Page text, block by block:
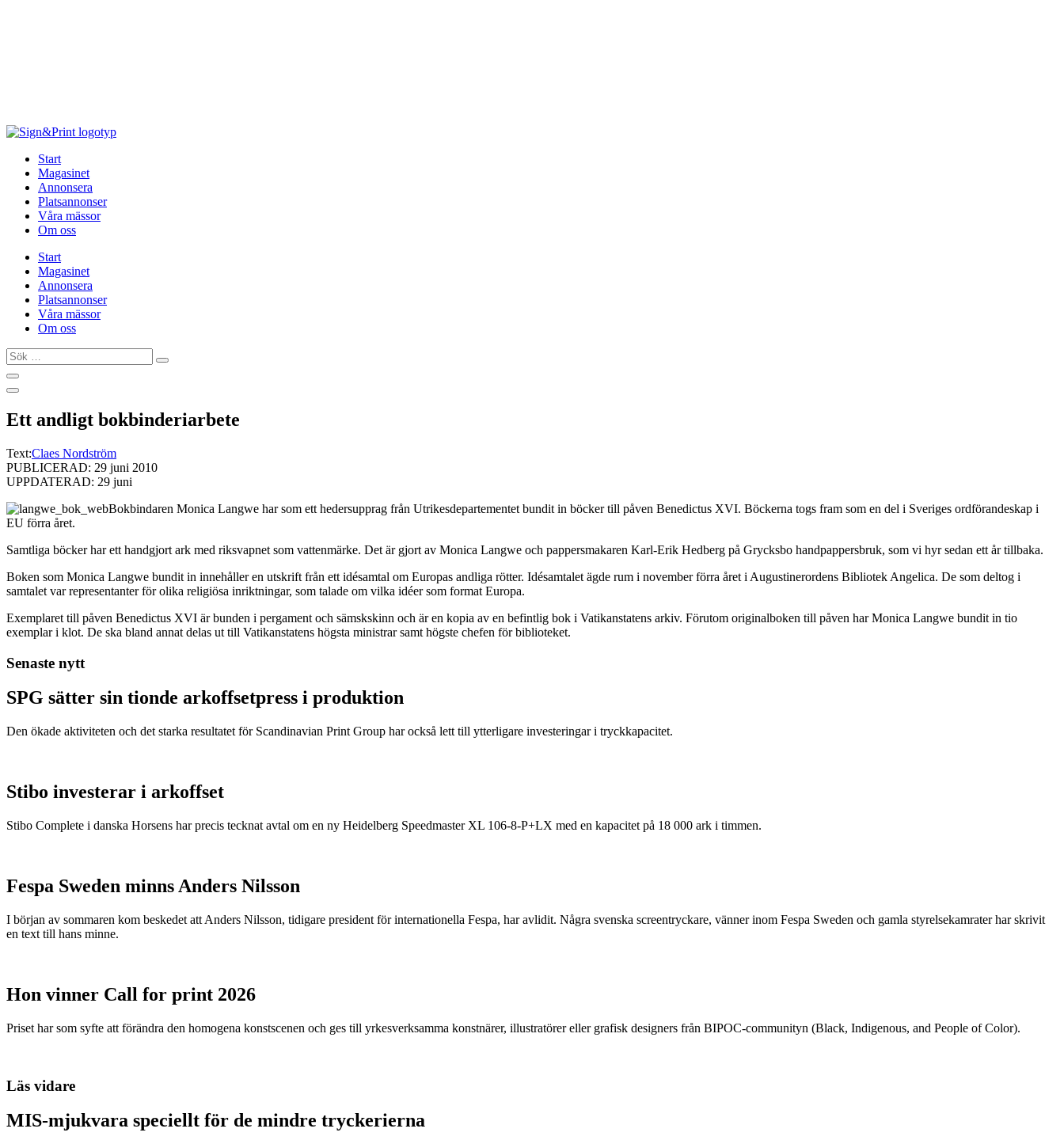
Start
Magasinet
Annonsera
Platsannonser
Våra mässor
Om oss
Start
Magasinet
Annonsera
Platsannonser
Våra mässor
Om oss
Sök
…
Ett andligt bokbinderiarbete
Text:Claes Nordström
PUBLICERAD: 29 juni 2010
UPPDATERAD: 29 juni
Bokbindaren Monica Langwe har som ett hedersupprag från Utrikesdepartementet bundit in böcker till påven Benedictus XVI. Böckerna togs fram som en del i Sveriges ordförandeskap i
EU förra året.
Samtliga böcker har ett handgjort ark med riksvapnet som vattenmärke. Det är gjort av Monica Langwe och pappersmakaren Karl-Erik Hedberg på Grycksbo handpappersbruk, som vi hyr sedan ett år tillbaka.
Boken som Monica Langwe bundit in innehåller en utskrift från ett idésamtal om Europas andliga rötter. Idésamtalet ägde rum i november förra året i Augustinerordens Bibliotek Angelica. De som deltog i
samtalet var representanter för olika religiösa inriktningar, som talade om vilka idéer som format Europa.
Exemplaret till påven Benedictus XVI är bunden i pergament och sämskskinn och är en kopia av en befintlig bok i Vatikanstatens arkiv. Förutom originalboken till påven har Monica Langwe bundit in tio
exemplar i klot. De ska bland annat delas ut till Vatikanstatens högsta ministrar samt högste chefen för biblioteket.
Senaste nytt
SPG sätter sin tionde arkoffsetpress i produktion
Den ökade aktiviteten och det starka resultatet för Scandinavian Print Group har också lett till ytterligare investeringar i tryckkapacitet.
Stibo investerar i arkoffset
Stibo Complete i danska Horsens har precis tecknat avtal om en ny Heidelberg Speedmaster XL 106-8-P+LX med en kapacitet på 18 000 ark i timmen.
Fespa Sweden minns Anders Nilsson
I början av sommaren kom beskedet att Anders Nilsson, tidigare president för internationella Fespa, har avlidit. Några svenska screentryckare, vänner inom Fespa Sweden och gamla styrelsekamrater har skrivit
en text till hans minne.
Hon vinner Call for print 2026
Priset har som syfte att förändra den homogena konstscenen och ges till yrkesverksamma konstnärer, illustratörer eller grafisk designers från BIPOC-communityn (Black, Indigenous, and People of Color).
Läs vidare
MIS-mjukvara speciellt för de mindre tryckerierna